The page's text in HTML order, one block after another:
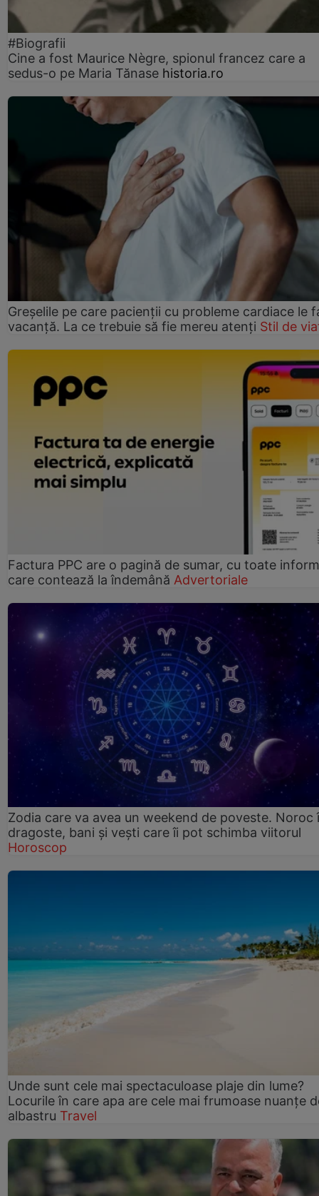
#Biografii
Cine a fost Maurice Nègre, spionul francez care a
sedus-o pe Maria Tănase historia.ro
Greșelile pe care pacienții cu probleme cardiace le
vacanță. La ce trebuie să fie mereu atenți Stil de
Factura PPC are o pagină de sumar, cu toate
care contează la îndemână Advertoriale
Zodia care va avea un weekend de poveste. Noroc
dragoste, bani și vești care îi pot schimba viitorul
Horoscop
Unde sunt cele mai spectaculoase plaje din lume?
Locurile în care apa are cele mai frumoase nuanțe
albastru Travel